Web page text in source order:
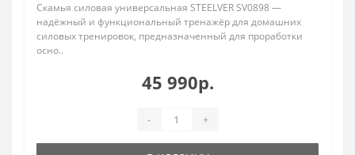
Скамья силовая универсальная STEELVER SV0898 —
надёжный и функциональный тренажёр для домашних
силовых тренировок, предназначенный для проработки
осно..
45 990р.
- +